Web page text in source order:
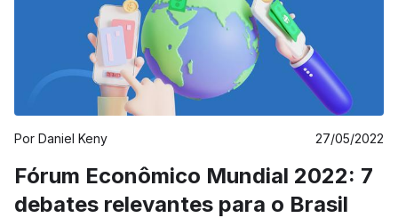
Por Daniel Keny 27/05/2022
Fórum Econômico Mundial 2022: 7
debates relevantes para o Brasil